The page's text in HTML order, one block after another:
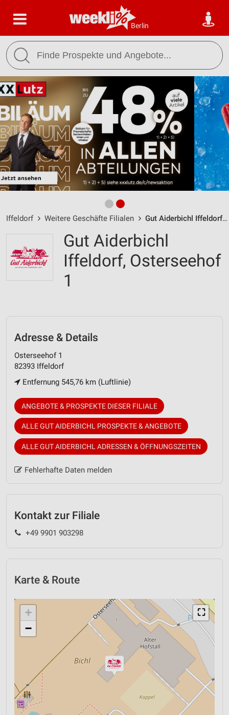
Berlin
Iffeldorf Weitere Geschäfte Filialen Gut Aiderbichl Iffeldorf / Osterseehof 1 - Öffnungszeiten & Adresse
Gut Aiderbichl
Iffeldorf, Osterseehof
1
Adresse & Details
Osterseehof 1
82393 Iffeldorf
Entfernung 545,76 km (Luftlinie)
ANGEBOTE & PROSPEKTE DIESER FILIALE
ALLE GUT AIDERBICHL PROSPEKTE & ANGEBOTE
ALLE GUT AIDERBICHL ADRESSEN & ÖFFNUNGSZEITEN
Fehlerhafte Daten melden
Kontakt zur Filiale
+49 9901 903298
Karte & Route
⛶
+
−